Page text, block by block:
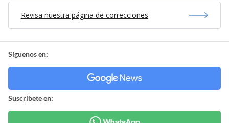
Revisa nuestra página de correcciones
Síguenos en:
Suscríbete en: